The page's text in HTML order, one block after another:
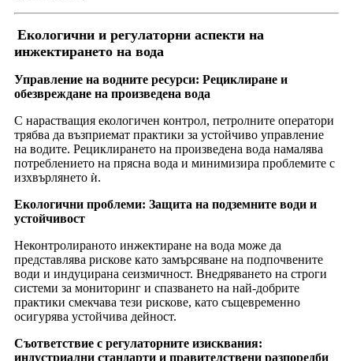
Екологични и регулаторни аспекти на
инжектирането на вода
Управление на водните ресурси: Рециклиране и
обезвреждане на произведена вода
С нарастващия екологичен контрол, петролните оператори
трябва да възприемат практики за устойчиво управление
на водите. Рециклирането на произведена вода намалява
потреблението на прясна вода и минимизира проблемите с
изхвърлянето ѝ.
Екологични проблеми: Защита на подземните води и
устойчивост
Неконтролираното инжектиране на вода може да
представлява рискове като замърсяване на подпочвените
води и индуцирана сеизмичност. Внедряването на строги
системи за мониторинг и спазването на най-добрите
практики смекчава тези рискове, като същевременно
осигурява устойчива дейност.
Съответствие с регулаторните изисквания:
индустриални стандарти и правителствени разпоредби